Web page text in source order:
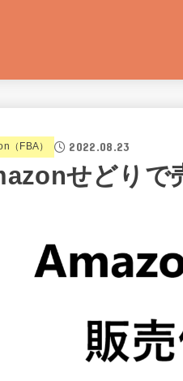
（FBA） 2022.08.23
せどりで